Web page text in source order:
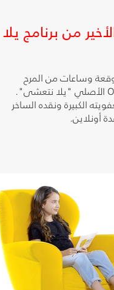
من برنامج يلا
وساعات من المرح
والضحك خلال حلقات الأسبوع الأخير من برنامج OSN الأصلي "يلا نتعشى".
الكبيرة ونقده الساخر